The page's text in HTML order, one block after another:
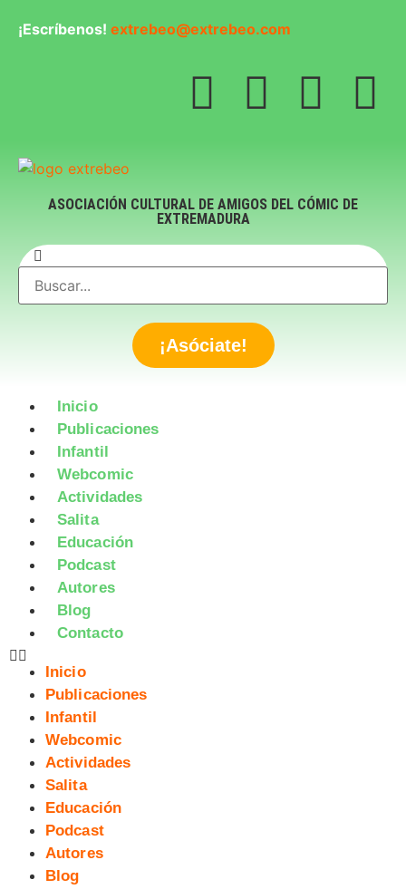
¡Escríbenos! extrebeo@extrebeo.com
ASOCIACIÓN CULTURAL DE AMIGOS DEL CÓMIC DE
EXTREMADURA
¡Asóciate!
Inicio
Publicaciones
Infantil
Webcomic
Actividades
Salita
Educación
Podcast
Autores
Blog
Contacto
Inicio
Publicaciones
Infantil
Webcomic
Actividades
Salita
Educación
Podcast
Autores
Blog